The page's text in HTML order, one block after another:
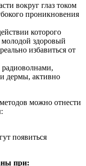
вокруг глаз током
проникновения
которого
молодой здоровый
избавиться от
дермы, активно
можно отнести
появиться
при: